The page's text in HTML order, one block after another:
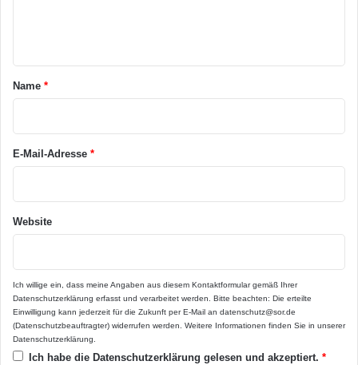
a
*
Name *
E-Mail-Adresse *
Website
Ich willige ein, dass meine Angaben aus diesem Kontaktformular gemäß Ihrer
Datenschutzerklärung erfasst und verarbeitet werden. Bitte beachten: Die erteilte
Einwilligung kann jederzeit für die Zukunft per E-Mail an datenschutz@sor.de
(Datenschutzbeauftragter) widerrufen werden. Weitere Informationen finden Sie in unserer
Datenschutzerklärung.
Ich habe die Datenschutzerklärung gelesen und akzeptiert. *